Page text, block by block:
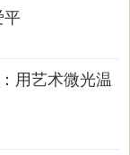
平
用艺术微光温